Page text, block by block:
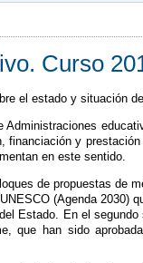
Curso
el estado y situación
y
en este sentido.
de propuestas de
(Agenda 2030)
Estado. En el
que han sido